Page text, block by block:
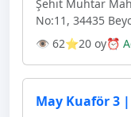
Şehit Muhtar
No:11, 34435
👁 62⭐20 oy⏰
May Kuaför 3